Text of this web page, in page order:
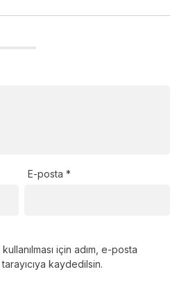
E-posta*
için adım, e-posta
kaydedilsin.